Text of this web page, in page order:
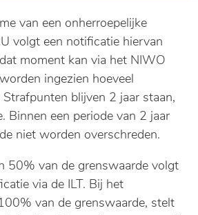
van een onherroepelijke
volgt een notificatie hiervan
moment kan via het NIWO
ingezien hoeveel
blijven 2 jaar staan,
Binnen een periode van 2 jaar
niet worden overschreden.
50% van de grenswaarde volgt
via de ILT. Bij het
van de grenswaarde, stelt